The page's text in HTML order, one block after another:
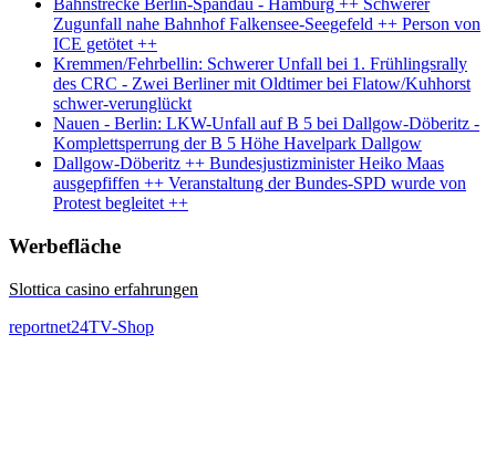
Bahnstrecke Berlin-Spandau - Hamburg ++ Schwerer
Zugunfall nahe Bahnhof Falkensee-Seegefeld ++ Person von
ICE getötet ++
Kremmen/Fehrbellin: Schwerer Unfall bei 1. Frühlingsrally
des CRC - Zwei Berliner mit Oldtimer bei Flatow/Kuhhorst
schwer-verunglückt
Nauen - Berlin: LKW-Unfall auf B 5 bei Dallgow-Döberitz -
Komplettsperrung der B 5 Höhe Havelpark Dallgow
Dallgow-Döberitz ++ Bundesjustizminister Heiko Maas
ausgepfiffen ++ Veranstaltung der Bundes-SPD wurde von
Protest begleitet ++
Werbefläche
Slottica casino erfahrungen
reportnet24TV-Shop